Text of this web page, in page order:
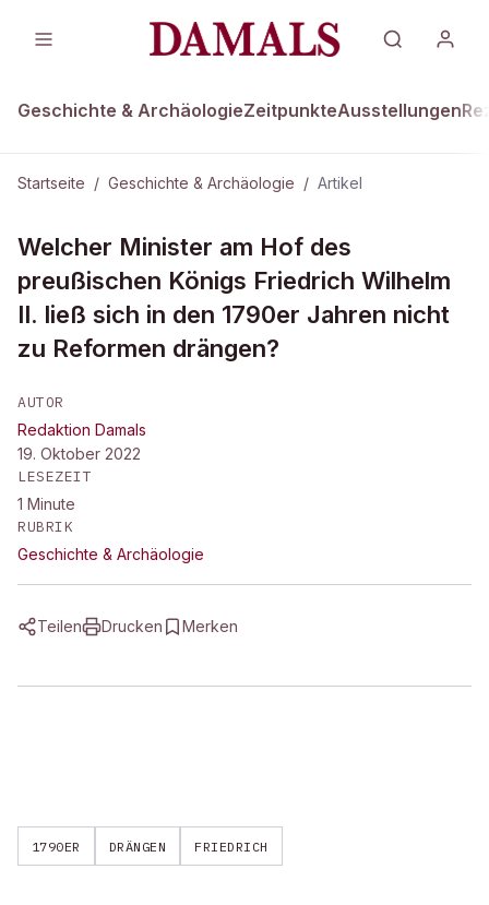
Geschichte & ArchäologieZeitpunkteAusstellungen
Startseite / Geschichte & Archäologie / Artikel
Welcher preußische Minister meinte
resigniert...
Welcher Minister am Hof des
preußischen Königs Friedrich Wilhelm
II. ließ sich in den 1790er Jahren nicht
zu Reformen drängen?
AUTOR
Redaktion Damals
19. Oktober 2022
LESEZEIT
1 Minute
RUBRIK
Geschichte & Archäologie
Teilen Drucken Merken
1790ER DRÄNGEN FRIEDRICH